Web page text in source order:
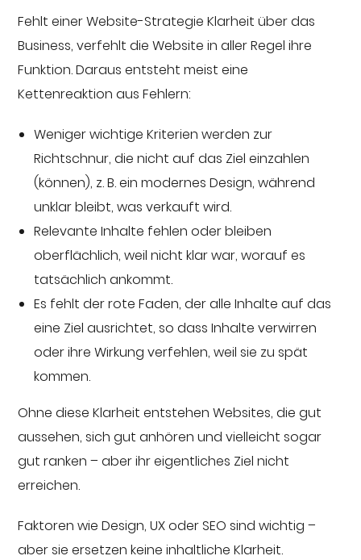
Fehlt einer Website-Strategie Klarheit über das
Business, verfehlt die Website in aller Regel ihre
Funktion. Daraus entsteht meist eine
Kettenreaktion aus Fehlern:
Weniger wichtige Kriterien werden zur
Richtschnur, die nicht auf das Ziel einzahlen
(können), z. B. ein modernes Design, während
unklar bleibt, was verkauft wird.
Relevante Inhalte fehlen oder bleiben
oberflächlich, weil nicht klar war, worauf es
tatsächlich ankommt.
Es fehlt der rote Faden, der alle Inhalte auf das
eine Ziel ausrichtet, so dass Inhalte verwirren
oder ihre Wirkung verfehlen, weil sie zu spät
kommen.
Ohne diese Klarheit entstehen Websites, die gut
aussehen, sich gut anhören und vielleicht sogar
gut ranken – aber ihr eigentliches Ziel nicht
erreichen.
Faktoren wie Design, UX oder SEO sind wichtig –
aber sie ersetzen keine inhaltliche Klarheit.